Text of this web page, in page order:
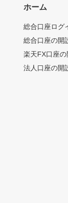
ホーム
総合口座ログ
総合口座の開
楽天FX口座の
法人口座の開